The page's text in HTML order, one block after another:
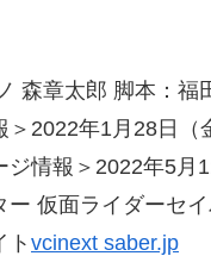
森章太郎 脚本：福
＞2022年1月28日
ジ情報＞2022年5月
仮面ライダーセ
vcinext saber.jp